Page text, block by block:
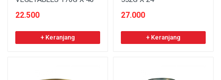
22.500
+ Keranjang
27.000
+ Keranjang